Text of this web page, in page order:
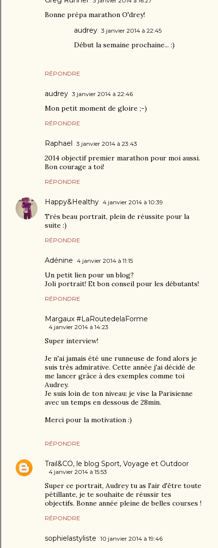
Bonne prépa marathon O'drey!
RÉPONDRE
audrey 3 janvier 2014 à 22:45
Début la semaine prochaine... :)
audrey 3 janvier 2014 à 22:46
Mon petit moment de gloire ;-)
RÉPONDRE
Raphael 3 janvier 2014 à 23:43
2014 objectif premier marathon pour moi aussi.
Bon courage a toi!
RÉPONDRE
Happy&Healthy 4 janvier 2014 à 10:39
Très beau portrait, plein de réussite pour la
suite :)
RÉPONDRE
Adénine 4 janvier 2014 à 11:15
Un petit lien pour un blog?
Joli portrait! Et bon conseil pour les débutants!
RÉPONDRE
Margaux #LaRoutedelaForme
4 janvier 2014 à 14:23
Super interview!
Je n'ai jamais été une runneuse de fond alors je
suis très admirative. Cette année j'ai décidé de
me lancer grâce à des exemples comme toi
Audrey.
Je suis loin de ton niveau: je vise la Parisienne
avec un temps en dessous de 28min.
Merci pour la motivation :)
RÉPONDRE
Trail&CO, le blog Sport, Voyage et Outdoor
4 janvier 2014 à 15:53
Super ce portrait, Audrey tu as l'air d'être toute
pétillante, je te souhaite de réussir tes
objectifs. Bonne année pleine de belles courses !
RÉPONDRE
sophielastyliste 10 janvier 2014 à 19:46